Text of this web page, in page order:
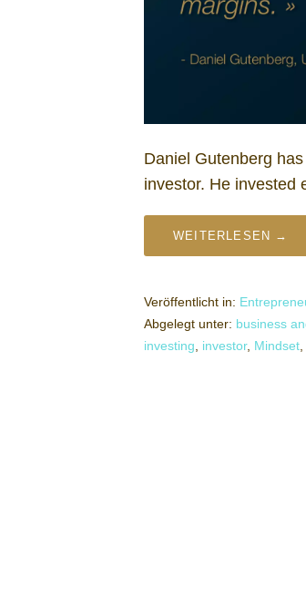
Daniel Gutenberg
investor. He invested
WEITERLESEN →
Veröffentlicht in:
Abgelegt unter: business
investing
investor, Mindset